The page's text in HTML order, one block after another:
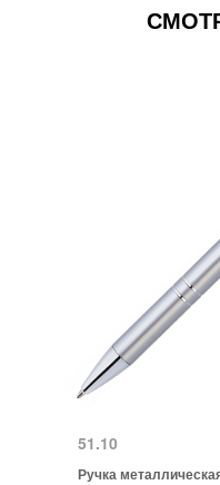
51.10
Ручка